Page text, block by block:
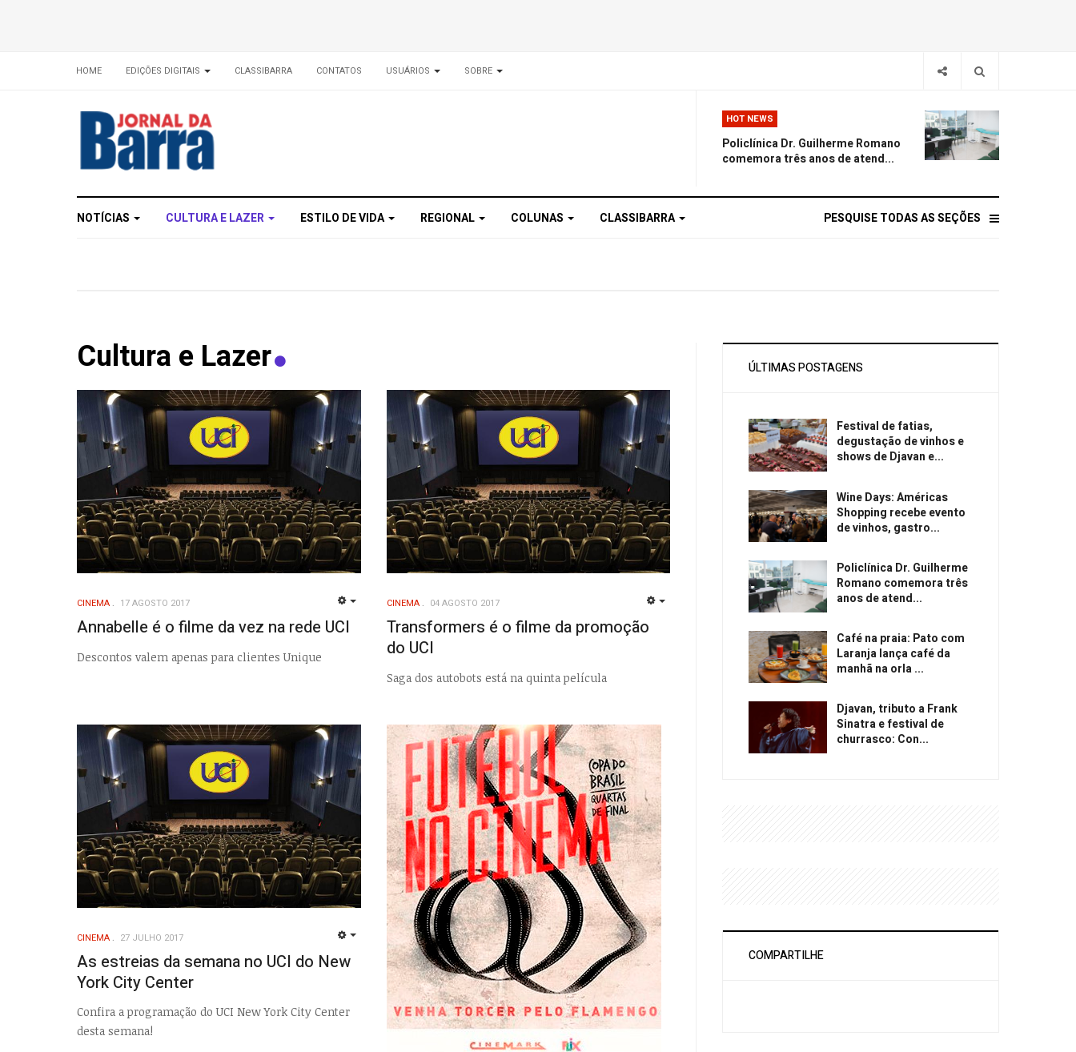
HOME EDIÇÕES DIGITAIS CLASSIBARRA CONTATOS USUÁRIOS SOBRE
HOT NEWS
Policlínica Dr. Guilherme Romano
comemora três anos de atend...
NOTÍCIAS CULTURA E LAZER ESTILO DE VIDA REGIONAL COLUNAS CLASSIBARRA PESQUISE TODAS AS SEÇÕES
Cultura e Lazer
CINEMA 17 AGOSTO 2017
Annabelle é o filme da vez na rede UCI
Descontos valem apenas para clientes Unique
CINEMA 04 AGOSTO 2017
Transformers é o filme da promoção
do UCI
Saga dos autobots está na quinta película
CINEMA 27 JULHO 2017
As estreias da semana no UCI do New
York City Center
Confira a programação do UCI New York City Center
desta semana!
ÚLTIMAS POSTAGENS
Festival de fatias,
degustação de vinhos e
shows de Djavan e...
Wine Days: Américas
Shopping recebe evento
de vinhos, gastro...
Policlínica Dr. Guilherme
Romano comemora três
anos de atend...
Café na praia: Pato com
Laranja lança café da
manhã na orla ...
Djavan, tributo a Frank
Sinatra e festival de
churrasco: Con...
COMPARTILHE